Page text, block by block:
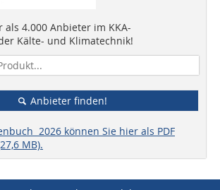
als 4.000 Anbieter im KKA-
Kälte- und Klimatechnik!
Anbieter finden!
2026 können Sie hier als PDF
MB).